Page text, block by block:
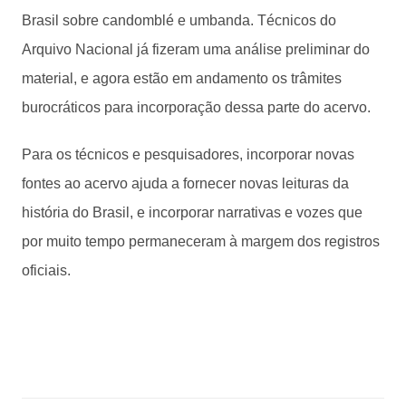
Brasil sobre candomblé e umbanda. Técnicos do
Arquivo Nacional já fizeram uma análise preliminar do
material, e agora estão em andamento os trâmites
burocráticos para incorporação dessa parte do acervo.
Para os técnicos e pesquisadores, incorporar novas
fontes ao acervo ajuda a fornecer novas leituras da
história do Brasil, e incorporar narrativas e vozes que
por muito tempo permaneceram à margem dos registros
oficiais.